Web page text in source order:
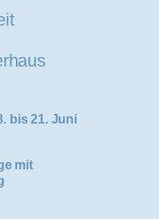
bis 21. Juni
mit